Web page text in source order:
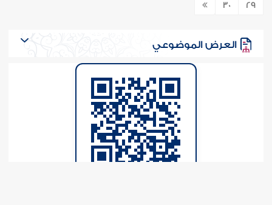
ما حكم إرسال منشور فيه: "حافظوا على قول: لا إله إلا أنت سبحانك إني
كنت من الظالمين"؟ وهل يقال هذا الذكر في كل وقت وحين؟ وهل ورد أن
النبي صلى الله عليه وسلم كان يردده دائمًا؟ أم إن هذا الذكر لا يقال إلا إذا ورد
سببه، كحال الكرب، وفي حال الدعاء عمومًا؟ ليتكم.. ..
81477
29
30
العرض الموضوعي